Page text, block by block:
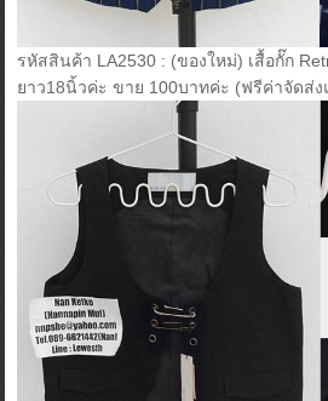
รหัสสินค้า LA2530 : (ของใหม่) เสื้อกั๊ก
ยาว18นิ้วค่ะ ขาย 100บาทค่ะ (ฟรีค่าจัดส่ง